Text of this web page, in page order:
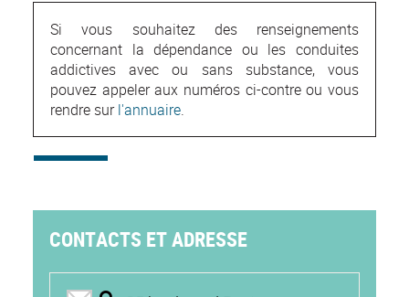
Si vous souhaitez des renseignements
concernant la dépendance ou les conduites
addictives avec ou sans substance, vous
pouvez appeler aux numéros ci-contre ou vous
rendre surl'annuaire.
CONTACTS ET ADRESSE